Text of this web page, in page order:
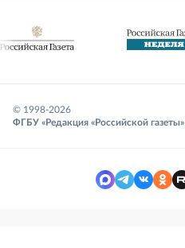
© 1998-2026
ФГБУ «Редакция «Российской газеты»